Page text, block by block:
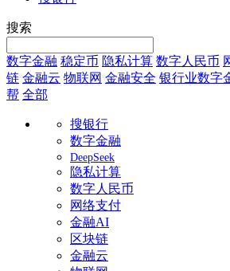
搜索
数字金融 稳定币 隐私计算 数字人民币
链 金融云 物联网 金融安全 银行业数字
帮 全部
搜银行
数字金融
DeepSeek
隐私计算
数字人民币
网络支付
金融AI
区块链
金融云